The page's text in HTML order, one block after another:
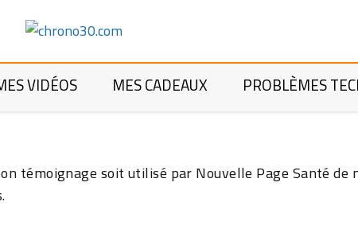
VIDÉOS MES CADEAUX PROBLÈMES
témoignage soit utilisé par Nouvelle Page Santé de